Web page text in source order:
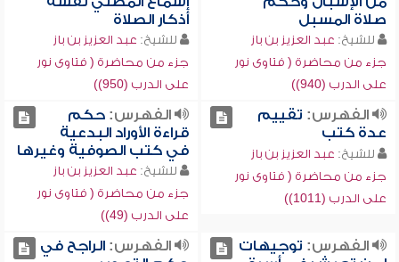
صلاة المسبل
للشيخ: عبد العزيز بن باز
جزء من محاضرة ( فتاوى نور
على الدرب (940))
أذكار الصلاة
للشيخ: عبد العزيز بن باز
جزء من محاضرة ( فتاوى نور
على الدرب (950))
الفهرس: تقييم
عدة كتب
للشيخ: عبد العزيز بن باز
جزء من محاضرة ( فتاوى نور
على الدرب (1011))
الفهرس:حكم
قراءة الأوراد البدعية
في كتب الصوفية وغيرها
للشيخ: عبد العزيز بن باز
جزء من محاضرة ( فتاوى نور
على الدرب (49))
الفهرس: توجيهات
الفهرس:الراجح في